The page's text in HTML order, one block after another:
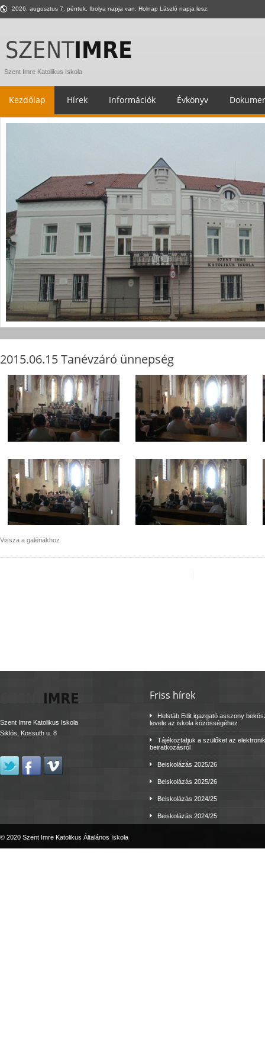
2026. augusztus 7. péntek, Ibolya napja van. Holnap László napja lesz.
Szent Imre Katolikus Iskola
Kezdőlap Hírek Információk Évkönyv
2015.06.15 Tanévzáró ünnepség
Vissza a galériákhoz
Szent Imre Katolikus Iskola
Siklós, Kossuth u. 8
Friss hírek
Helstáb Edit igazgató asszony
levele az iskola közösségéhez
Tájékoztatjuk a szülőket az
beiratkozásról
Beiskolázás 2025/26
Beiskolázás 2025/26
Beiskolázás 2024/25
Beiskolázás 2024/25
© 2020 Szent Imre Katolikus Általános Iskola